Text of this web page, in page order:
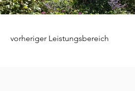
vorheriger Leistungsbereich